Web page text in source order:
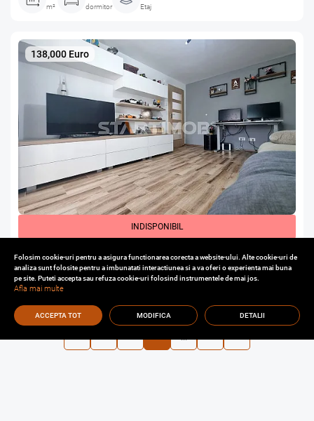
m² dormitor Etaj
138,000 Euro
INDISPONIBIL
Brasov
76.99
m²
2 3
...
Folosim cookie-uri pentru a asigura functionarea corecta a website-ului. Alte cookie-uri de
analiza sunt folosite pentru a imbunatati interactiunea si a va oferi o experienta mai buna
pe site. Puteti accepta sau refuza cookie-uri folosind instrumentele de mai jos.
Afla mai multe
ACCEPTA TOT MODIFICA DETALII